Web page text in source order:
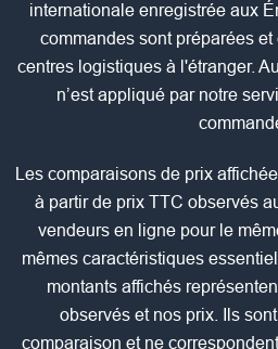
internationale enregistrée aux
commandes sont préparées
centres logistiques à l'étranger.
n’est appliqué par notre
Les comparaisons de prix
à partir de prix TTC observés
vendeurs en ligne pour le
mêmes caractéristiques
montants affichés
observés et nos prix. Ils
comparaison et ne